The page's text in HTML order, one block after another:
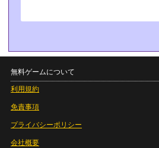
無料ゲームについて
利用規約
免責事項
プライバシーポリシー
会社概要